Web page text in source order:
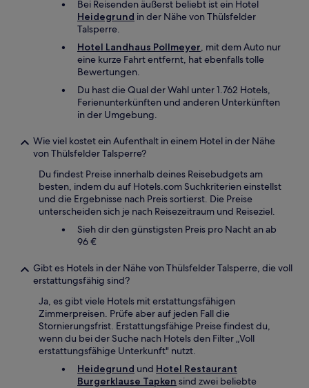
Bei Reisenden äußerst beliebt ist ein Hotel
Heidegrund in der Nähe von Thülsfelder
Talsperre.
Hotel Landhaus Pollmeyer, mit dem Auto nur
eine kurze Fahrt entfernt, hat ebenfalls tolle
Bewertungen.
Du hast die Qual der Wahl unter 1.762 Hotels,
Ferienunterkünften und anderen Unterkünften
in der Umgebung.
Wie viel kostet ein Aufenthalt in einem Hotel in der Nähe
von Thülsfelder Talsperre?
Du findest Preise innerhalb deines Reisebudgets am
besten, indem du auf Hotels.com Suchkriterien einstellst
und die Ergebnisse nach Preis sortierst. Die Preise
unterscheiden sich je nach Reisezeitraum und Reiseziel.
Sieh dir den günstigsten Preis pro Nacht an ab
96 €
Gibt es Hotels in der Nähe von Thülsfelder Talsperre, die voll
erstattungsfähig sind?
Ja, es gibt viele Hotels mit erstattungsfähigen
Zimmerpreisen. Prüfe aber auf jeden Fall die
Stornierungsfrist. Erstattungsfähige Preise findest du,
wenn du bei der Suche nach Hotels den Filter „Voll
erstattungsfähige Unterkunft" nutzt.
Heidegrund und Hotel Restaurant
Burgerklause Tapken sind zwei beliebte